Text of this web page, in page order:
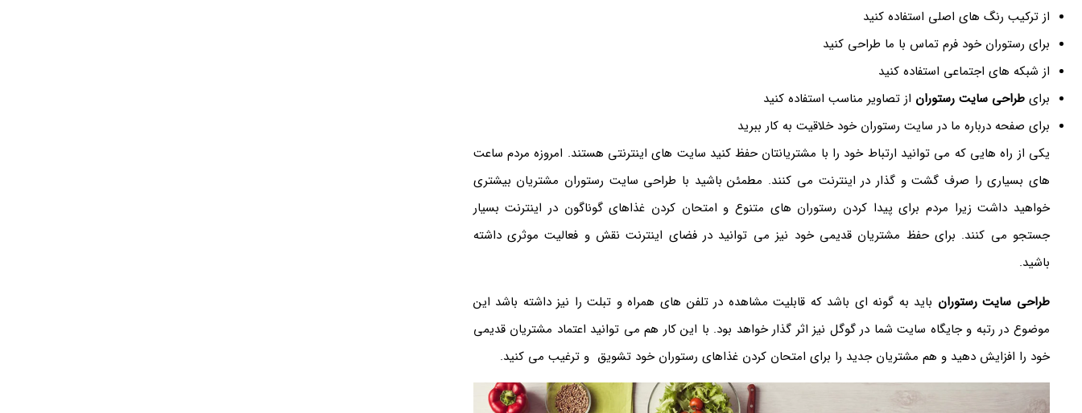
از ترکیب رنگ های اصلی استفاده کنید
برای رستوران خود فرم تماس با ما طراحی کنید
از شبکه های اجتماعی استفاده کنید
برای طراحی سایت رستوران از تصاویر مناسب استفاده کنید
برای صفحه درباره ما در سایت رستوران خود خلاقیت به کار ببرید
یکی از راه هایی که می توانید ارتباط خود را با مشتریانتان حفظ کنید سایت های اینترنتی هستند. امروزه مردم ساعت
های بسیاری را صرف گشت و گذار در اینترنت می کنند. مطمئن باشید با طراحی سایت رستوران مشتریان بیشتری
خواهید داشت زیرا مردم برای پیدا کردن رستوران های متنوع و امتحان کردن غذاهای گوناگون در اینترنت بسیار
جستجو می کنند. برای حفظ مشتریان قدیمی خود نیز می توانید در فضای اینترنت نقش و فعالیت موثری داشته
باشید.
طراحی سایت رستوران باید به گونه ای باشد که قابلیت مشاهده در تلفن های همراه و تبلت را نیز داشته باشد این
موضوع در رتبه و جایگاه سایت شما در گوگل نیز اثر گذار خواهد بود. با این کار هم می توانید اعتماد مشتریان قدیمی
خود را افزایش دهید و هم مشتریان جدید را برای امتحان کردن غذاهای رستوران خود تشویق و ترغیب می کنید.